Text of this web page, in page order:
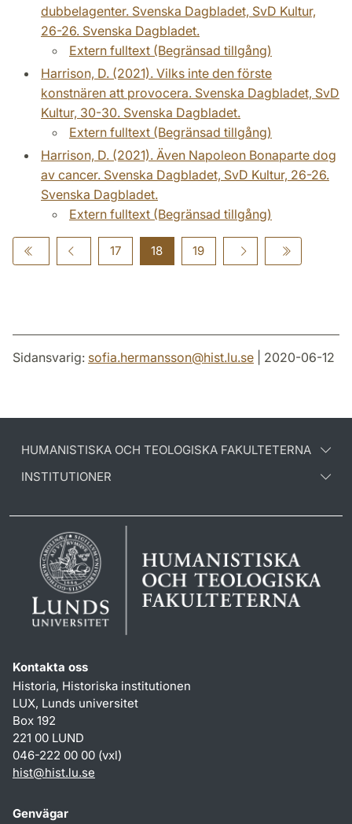
dubbelagenter. Svenska Dagbladet, SvD Kultur,
26-26. Svenska Dagbladet.
Extern fulltext (Begränsad tillgång)
Harrison, D. (2021). Vilks inte den förste
konstnären att provocera. Svenska Dagbladet, SvD
Kultur, 30-30. Svenska Dagbladet.
Extern fulltext (Begränsad tillgång)
Harrison, D. (2021). Även Napoleon Bonaparte dog
av cancer. Svenska Dagbladet, SvD Kultur, 26-26.
Svenska Dagbladet.
Extern fulltext (Begränsad tillgång)
17 18 19
Sidansvarig: sofia.hermansson@hist.lu.se | 2020-06-12
HUMANISTISKA OCH TEOLOGISKA FAKULTETERNA
INSTITUTIONER
Kontakta oss
Historia, Historiska institutionen
LUX, Lunds universitet
Box 192
221 00 LUND
046-222 00 00 (vxl)
hist@hist.lu.se
Genvägar